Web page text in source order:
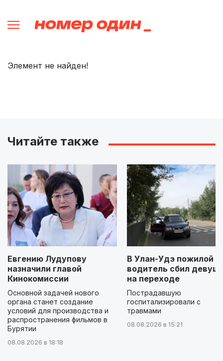
Элемент не найден!
Читайте также
Евгению Лудупову
назначили главой
Кинокомиссии
Основной задачей нового
органа станет создание
условий для производства и
распространения фильмов в
Бурятии
08.08.2026 в 18:18
В Улан-Удэ пожилой
водитель сбил
на переходе
Пострадавшую
госпитализировали с
травмами
08.08.2026 в 15:21